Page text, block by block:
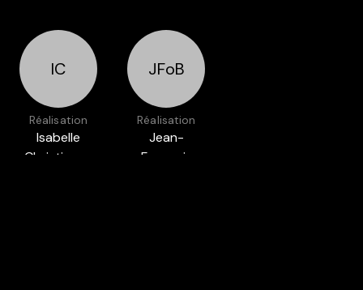
IC
Réalisation
Isabelle
Christiaens
JFoB
Réalisation
Jean-
François